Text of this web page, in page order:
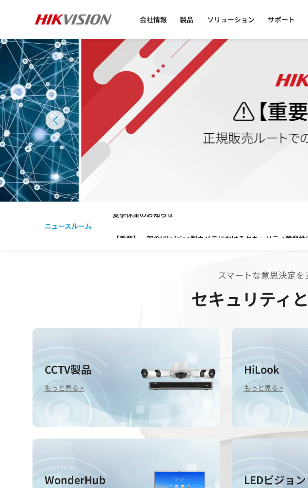
会社情報 製品 ソリューション サポート
ニュースルーム
HIKVISION、熊検知AIアルゴリズム搭載カメラによる実証を支援
スマートな意思決定
セキュリティ
CCTV製品
もっと見る >
HiLook
もっと見る >
WonderHub LEDビジョン